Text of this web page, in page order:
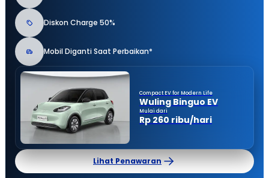
Diskon Charge 50%
Mobil Diganti Saat Perbaikan*
Compact EV for Modern Life
Wuling Binguo EV
Mulai dari
Rp 260 ribu/hari
Lihat Penawaran